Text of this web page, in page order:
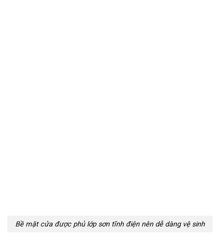
Bề mặt cửa được phủ lớp sơn tĩnh điện nên dễ dàng vệ sinh